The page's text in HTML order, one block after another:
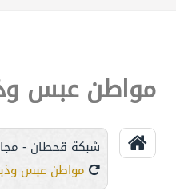
مواطن عبس
شبكة قحطان -
مواطن عبس